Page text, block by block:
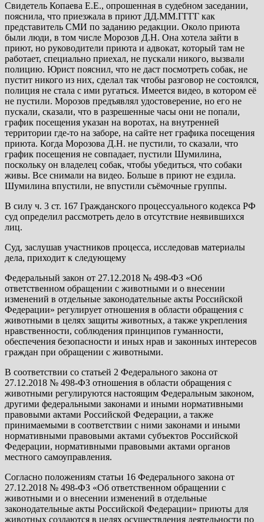
Свидетель Копаева Е.Е., опрошенная в судебном заседании,
пояснила, что приезжала в приют ДД.ММ.ГГГГ как
представитель СМИ по заданию редакции. Около приюта
были люди, в том числе Морозов Д.Н. Она хотела зайти в
приют, но руководители приюта и адвокат, который там не
работает, специально приехал, не пускали никого, вызвали
полицию. Юрист пояснил, что не даст посмотреть собак, не
пустит никого из них, сделал так чтобы разговор не состоялся,
полиция не стала с ими ругаться. Имеется видео, в котором её
не пустили. Морозов предъявлял удостоверение, но его не
пускали, сказали, что в разрешенные часы они не попали,
график посещения указан на воротах, на внутренней
территории где-то на заборе, на сайте нет графика посещения
приюта. Когда Морозова Д.Н. не пустили, то сказали, что
график посещения не совпадает, пустили Шумилина,
поскольку он владелец собак, чтобы убедиться, что собаки
живы. Все снимали на видео. Больше в приют не ездила.
Шумилина впустили, не впустили съёмочные группы.
В силу ч. 3 ст. 167 Гражданского процессуального кодекса РФ
суд определил рассмотреть дело в отсутствие неявившихся
лиц.
Суд, заслушав участников процесса, исследовав материалы
дела, приходит к следующему
Федеральный закон от 27.12.2018 № 498-ФЗ «Об
ответственном обращении с животными и о внесении
изменений в отдельные законодательные акты Российской
Федерации» регулирует отношения в области обращения с
животными в целях защиты животных, а также укрепления
нравственности, соблюдения принципов гуманности,
обеспечения безопасности и иных нрав и законных интересов
граждан при обращении с животными.
В соответствии со статьей 2 Федерального закона от
27.12.2018 № 498-ФЗ отношения в области обращения с
животными регулируются настоящим Федеральным законом,
другими федеральными законами и иными нормативными
правовыми актами Российской Федерации, а также
принимаемыми в соответствии с ними законами и иными
нормативными правовыми актами субъектов Российской
Федерации, нормативными правовыми актами органов
местного самоуправления.
Согласно положениям статьи 16 Федерального закона от
27.12.2018 № 498-ФЗ «Об ответственном обращении с
животными и о внесении изменений в отдельные
законодательные акты Российской Федерации» приюты для
животных создаются в целях осуществления деятельности по